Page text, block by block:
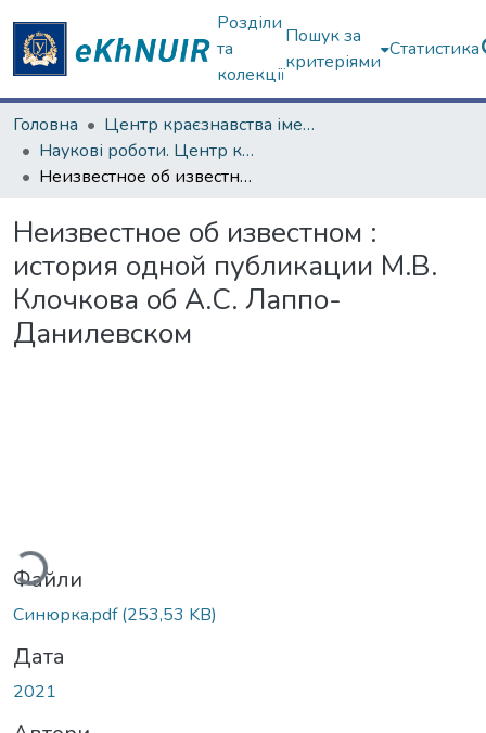
Розділи
та
колекції
Пошук за
критеріями
Статистика
Головна
Центр краєзнавства імені академіка П.Т. Тронька
Наукові роботи. Центр краєзнавства
Неизвестное об известном : история одной публикации М.В. Клочкова об А.С. Лаппо-Данилевском
Неизвестное об известном :
история одной публикации М.В.
Клочкова об А.С. Лаппо-
Данилевском
Файли
Синюрка.pdf(253,53 KB)
Дата
2021